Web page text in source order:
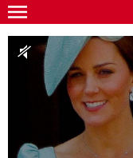
Skip
to
main
content
Gwiazdy
Ludzie
Uroda